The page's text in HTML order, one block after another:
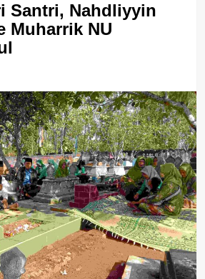
Santri, Nahdliyyin
Muharrik NU